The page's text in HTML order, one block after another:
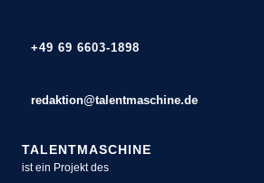
+49 69 6603-1898
redaktion@talentmaschine.de
TALENTMASCHINE
ist ein Projekt des